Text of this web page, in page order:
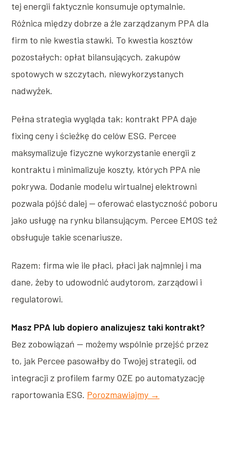
tej energii faktycznie konsumuje optymalnie.
Różnica między dobrze a źle zarządzanym PPA dla
firm to nie kwestia stawki. To kwestia kosztów
pozostałych: opłat bilansujących, zakupów
spotowych w szczytach, niewykorzystanych
nadwyżek.
Pełna strategia wygląda tak: kontrakt PPA daje
fixing ceny i ścieżkę do celów ESG. Percee
maksymalizuje fizyczne wykorzystanie energii z
kontraktu i minimalizuje koszty, których PPA nie
pokrywa. Dodanie modelu wirtualnej elektrowni
pozwala pójść dalej — oferować elastyczność poboru
jako usługę na rynku bilansującym. Percee EMOS też
obsługuje takie scenariusze.
Razem: firma wie ile płaci, płaci jak najmniej i ma
dane, żeby to udowodnić audytorom, zarządowi i
regulatorowi.
Masz PPA lub dopiero analizujesz taki kontrakt?
Bez zobowiązań — możemy wspólnie przejść przez
to, jak Percee pasowałby do Twojej strategii, od
integracji z profilem farmy OZE po automatyzację
raportowania ESG. Porozmawiajmy →